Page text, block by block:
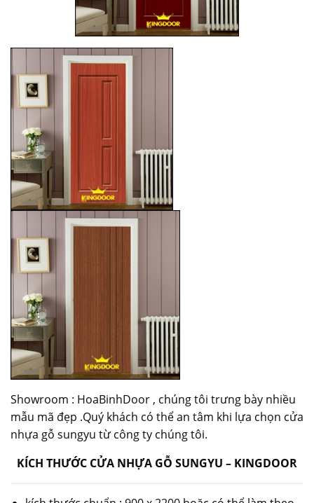
Showroom : HoaBinhDoor , chúng tôi trưng bày nhiều
mẫu mã đẹp .Quý khách có thể an tâm khi lựa chọn cửa
nhựa gỗ sungyu từ công ty chúng tôi.
KÍCH THƯỚC CỬA NHỰA GỖ SUNGYU – KINGDOOR